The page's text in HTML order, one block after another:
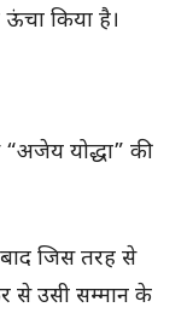
किया है।
योद्धा” की
जिस तरह से
से उसी सम्मान के